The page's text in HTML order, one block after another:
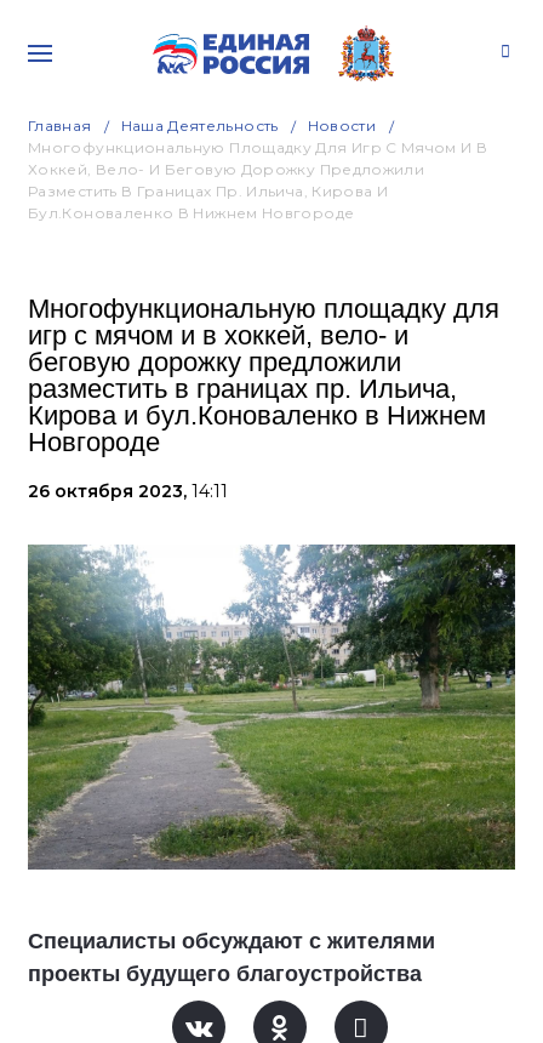
Главная Наша Деятельность
Новости
Многофункциональную Площадку Для Игр С Мячом И В
Хоккей, Вело- И Беговую Дорожку Предложили
Разместить В Границах Пр. Ильича, Кирова И
Бул.Коноваленко В Нижнем Новгороде
Многофункциональную площадку для
игр с мячом и в хоккей, вело- и
беговую дорожку предложили
разместить в границах пр. Ильича,
Кирова и бул.Коноваленко в Нижнем
Новгороде
26 октября 2023, 14:11
Специалисты обсуждают с жителями
проекты будущего благоустройства